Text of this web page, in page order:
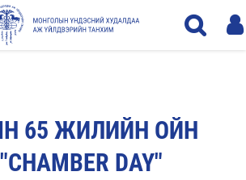
65 ЖИЛИЙН ОЙН
DAY"